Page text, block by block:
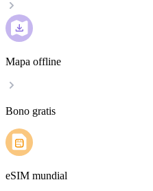
Mapa offline
Bono gratis
eSIM mundial